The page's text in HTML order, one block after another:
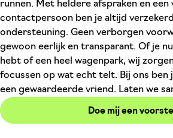
runnen. Met heldere afspraken en een
contactpersoon ben je altijd
ondersteuning. Geen verborgen
gewoon eerlijk en transparant. Of je
hebt of een heel wagenpark, wij
focussen op wat echt telt. Bij ons ben
een gewaardeerde vriend. Laten we
Doe mij een voorstel